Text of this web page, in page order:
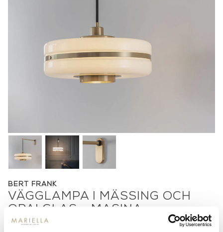
BERT FRANK
VÄGGLAMPA I MÄSSING OCH
OPALGLAS - MASINA